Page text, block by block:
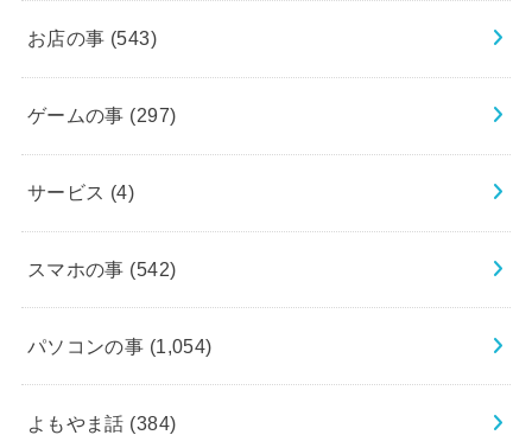
お店の事 (543)
ゲームの事 (297)
サービス (4)
スマホの事 (542)
パソコンの事 (1,054)
よもやま話 (384)